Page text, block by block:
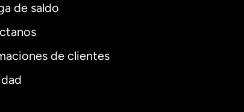
de saldo
de clientes